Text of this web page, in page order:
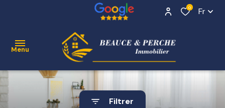
0 Fr
Menu
ACCUEIL
Filtrer